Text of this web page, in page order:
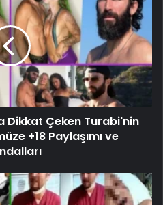
Dikkat Çeken Turabi'nin
+18 Paylaşımı ve